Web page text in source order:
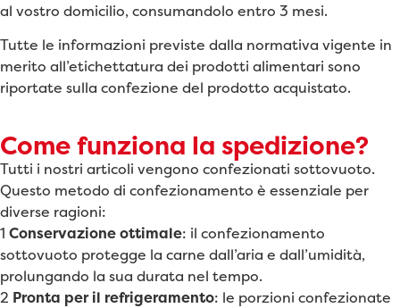
al vostro domicilio, consumandolo entro 3 mesi.
Tutte le informazioni previste dalla normativa vigente in
merito all’etichettatura dei prodotti alimentari sono
riportate sulla confezione del prodotto acquistato.
Come funziona la spedizione?
Tutti i nostri articoli vengono confezionati sottovuoto.
Questo metodo di confezionamento è essenziale per
diverse ragioni:
1 Conservazione ottimale: il confezionamento
sottovuoto protegge la carne dall’aria e dall’umidità,
prolungando la sua durata nel tempo.
2 Pronta per il refrigeramento: le porzioni confezionate